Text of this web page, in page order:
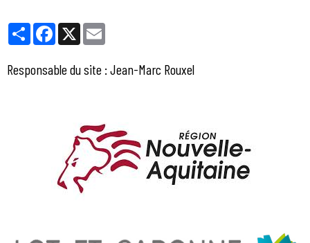
PartagerFacebook
X
Responsable du site : Jean-Marc Rouxel